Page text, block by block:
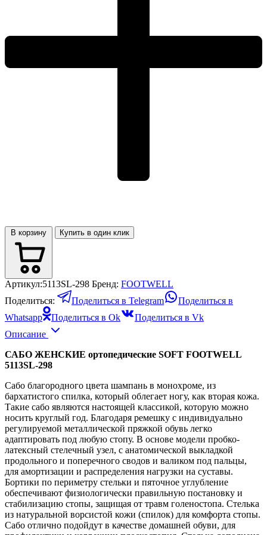
В корзину Купить в один клик
Артикул:5113SL-298 Бренд: FOOTWELL
Поделиться:
Поделиться в Telegram
Поделиться в
Whatsapp
Поделиться в Ok
Поделиться в Vk
Описание
САБО ЖЕНСКИЕ ортопедические SOFT FOOTWELL
5113SL-298
Сабо благородного цвета шампань в монохроме, из
бархатистого спилка, который облегает ногу, как вторая кожа.
Такие сабо являются настоящей классикой, которую можно
носить круглый год. Благодаря ремешку с индивидуально
регулируемой металлической пряжкой обувь легко
адаптировать под любую стопу. В основе модели пробко-
латексный стелечный узел, с анатомической выкладкой
продольного и поперечного сводов и валиком под пальцы,
для амортизации и распределения нагрузки на суставы.
Бортики по периметру стельки и пяточное углубление
обеспечивают физиологически правильную постановку и
стабилизацию стопы, защищая от травм голеностопа. Стелька
из натуральной ворсистой кожи (спилок) для комфорта стопы.
Сабо отлично подойдут в качестве домашней обуви, для